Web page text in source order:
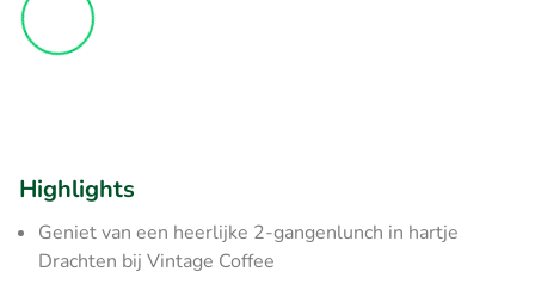
Highlights
Geniet van een heerlijke 2-gangenlunch in hartje
Drachten bij Vintage Coffee